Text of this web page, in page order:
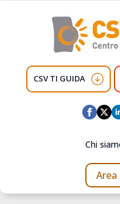
CSV TI GUIDA
Chi